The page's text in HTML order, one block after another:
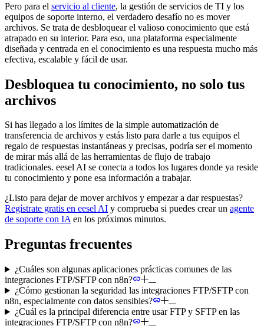
Pero para el servicio al cliente, la gestión de servicios de TI y los
equipos de soporte interno, el verdadero desafío no es mover
archivos. Se trata de desbloquear el valioso conocimiento que está
atrapado en su interior. Para eso, una plataforma especialmente
diseñada y centrada en el conocimiento es una respuesta mucho más
efectiva, escalable y fácil de usar.
Desbloquea tu conocimiento, no solo tus
archivos
Si has llegado a los límites de la simple automatización de
transferencia de archivos y estás listo para darle a tus equipos el
regalo de respuestas instantáneas y precisas, podría ser el momento
de mirar más allá de las herramientas de flujo de trabajo
tradicionales. eesel AI se conecta a todos los lugares donde ya reside
tu conocimiento y pone esa información a trabajar.
¿Listo para dejar de mover archivos y empezar a dar respuestas?
Regístrate gratis en eesel AI y comprueba si puedes crear un agente
de soporte con IAen los próximos minutos.
Preguntas frecuentes
¿Cuáles son algunas aplicaciones prácticas comunes de las
integraciones FTP/SFTP con n8n?
¿Cómo gestionan la seguridad las integraciones FTP/SFTP con
n8n, especialmente con datos sensibles?
¿Cuál es la principal diferencia entre usar FTP y SFTP en las
integraciones FTP/SFTP con n8n?